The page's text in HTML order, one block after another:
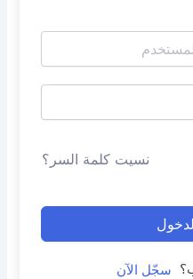
نسيت كلمة السر؟
سجّل الآن